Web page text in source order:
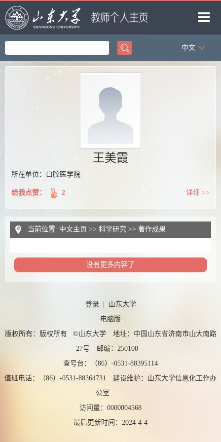
首页
教师博客
中文
王美霞
所在单位：口腔医学院
给我点赞： 2 详细 >>
当前位置: 中文主页 >> 科学研究 >> 著作成果
没有更多内容了
登录| 山东大学
电脑版
版权所有：版权所有 ©山东大学 地址：中国山东省济南市山大南路
27号 邮编：250100
查号台：（86）-0531-88395114
值班电话：（86）-0531-88364731 建设维护：山东大学信息化工作办
公室
访问量： 0000004568
最后更新时间： 2024-4-4